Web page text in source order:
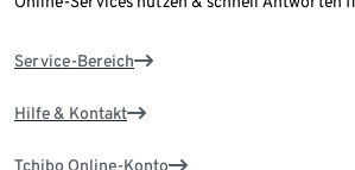
Service-Bereich
Hilfe & Kontakt
Tchibo Online-Konto